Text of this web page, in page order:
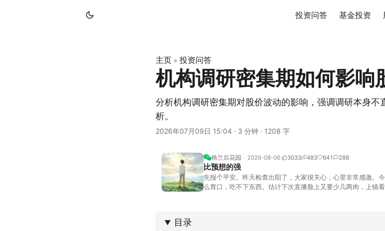
投资问答 基金投资
主页 » 投资问答
机构调研密集期如何影响
分析机构调研密集期对股价波动的影响，强调调研本身不
析。
2026年07月09日 15:04 · 3 分钟 · 1208 字
格兰后花园 2026-08-06 3033 483 641 288
比预想的强
先报个平安。昨天检查出阳了，大家很关心，心里非常感激。
么胃口，吃不下东西。估计下次直播脸上又要少几两肉，上镜
目录